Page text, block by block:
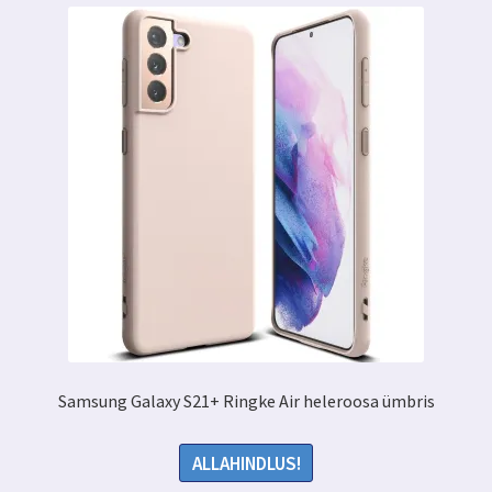
Samsung Galaxy S21+ Ringke Air heleroosa ümbris
ALLAHINDLUS!